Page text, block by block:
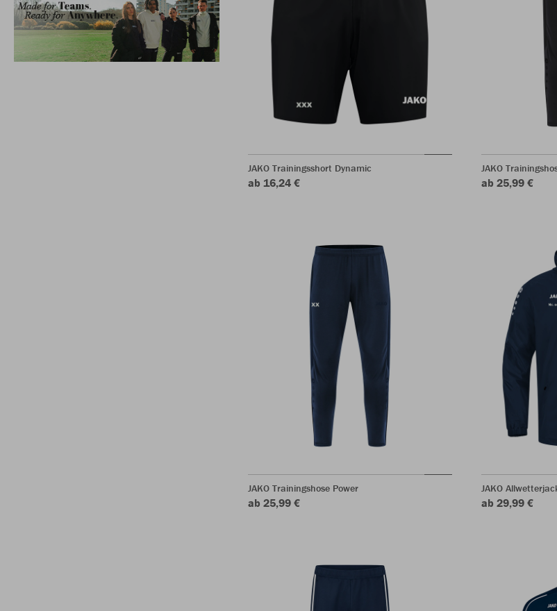
JAKO Trainingsshort Dynamic
ab 16,24 €
JAKO
ab 25,99 €
JAKO Trainingshose Power
ab 25,99 €
JAKO
ab 29,99 €